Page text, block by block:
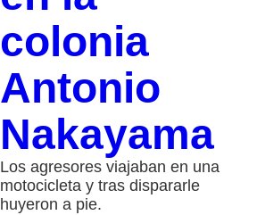
colonia
Antonio
Nakayama
Los agresores viajaban en una
motocicleta y tras dispararle
huyeron a pie.